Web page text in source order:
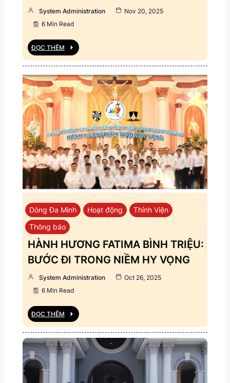
System Administration
Nov 20, 2025
6 Min Read
ĐỌC THÊM
Dòng Đa Minh Hoạt động
Thỉnh Viện
Thông báo
HÀNH HƯƠNG FATIMA BÌNH TRIỆU:
BƯỚC ĐI TRONG NIỀM HY VỌNG
System Administration
Oct 26, 2025
6 Min Read
ĐỌC THÊM